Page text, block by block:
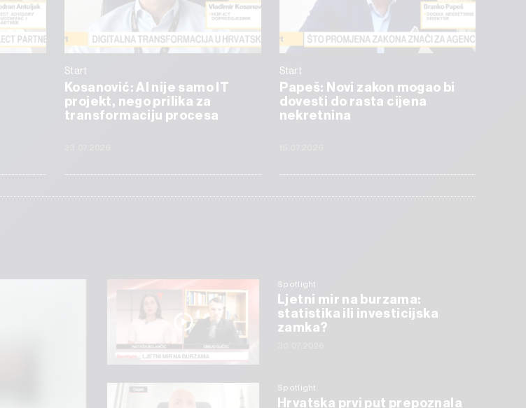
Start
Kosanović: AI nije samo IT
projekt, nego prilika za
transformaciju procesa
Start
Papeš: Novi zakon mogao bi
dovesti do rasta cijena
nekretnina
Spotlight
Ljetni mir na burzama:
statistika ili investicijska
zamka?
Spotlight
Hrvatska prvi put prepoznala